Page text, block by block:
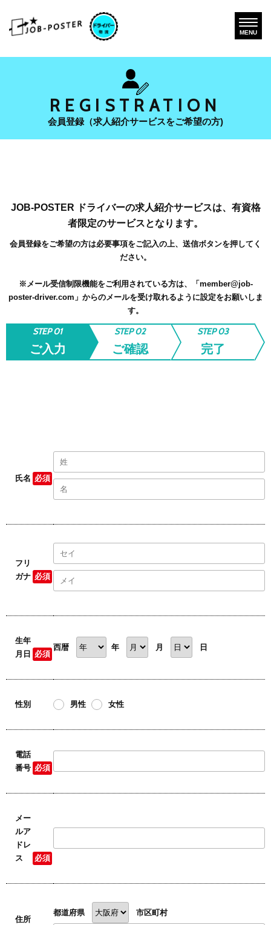
MENU
REGISTRATION
会員登録（求人紹介サービスをご希望の方)
JOB-POSTER ドライバーの求人紹介サービスは、有資格
者限定のサービスとなります。
会員登録をご希望の方は必要事項をご記入の上、送信ボタンを押してく
ださい。
※メール受信制限機能をご利用されている方は、「member@job-
poster-driver.com」からのメールを受け取れるように設定をお願いしま
す。
STEP 01
ご入力
STEP 02
ご確認
STEP 03
完了
氏名 必須
フリ
ガナ 必須
生年
月日
必須
西暦 年 月 日
性別 男性 女性
電話
番号 必須
メー
ルア
ドレ
ス
必須
住所
都道府県 市区町村